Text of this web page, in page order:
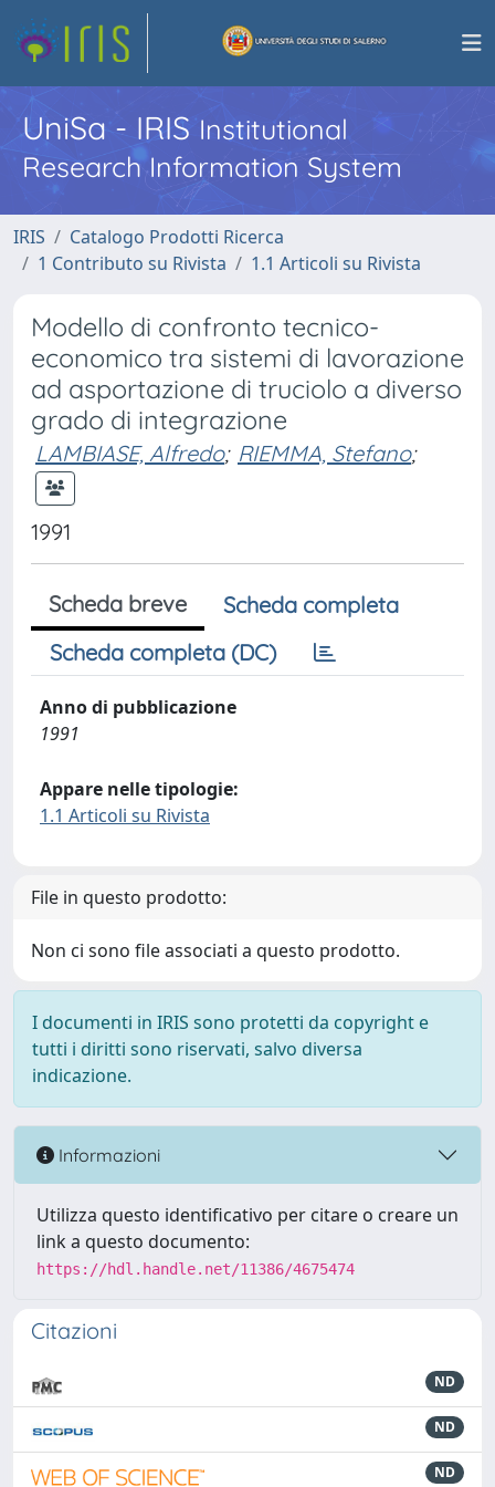
UniSa - IRISInstitutional
Research Information System
IRIS
Catalogo Prodotti Ricerca
1 Contributo su Rivista
1.1 Articoli su Rivista
Modello di confronto tecnico-
economico tra sistemi di lavorazione
ad asportazione di truciolo a diverso
grado di integrazione
LAMBIASE, Alfredo; RIEMMA, Stefano;
1991
Scheda breve
Scheda completa
Scheda completa (DC)
Anno di pubblicazione
1991
Appare nelle tipologie:
1.1 Articoli su Rivista
File in questo prodotto:
Non ci sono file associati a questo prodotto.
I documenti in IRIS sono protetti da copyright e
tutti i diritti sono riservati, salvo diversa
indicazione.
Informazioni
Utilizza questo identificativo per citare o creare un
link a questo documento:
https://hdl.handle.net/11386/4675474
Citazioni
ND
ND
ND